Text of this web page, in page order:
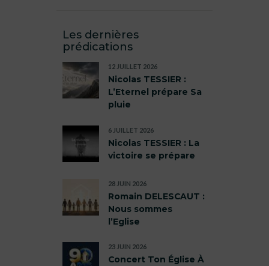
Les dernières
prédications
Nicolas TESSIER :
L’Eternel prépare Sa
pluie
12 JUILLET 2026
Nicolas TESSIER : La
victoire se prépare
6 JUILLET 2026
Romain DELESCAUT :
Nous sommes
l’Eglise
28 JUIN 2026
Concert Ton Église À
23 JUIN 2026